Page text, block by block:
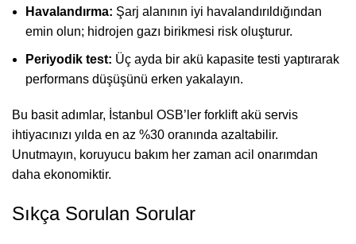
Havalandırma: Şarj alanının iyi havalandırıldığından
emin olun; hidrojen gazı birikmesi risk oluşturur.
Periyodik test: Üç ayda bir akü kapasite testi yaptırarak
performans düşüşünü erken yakalayın.
Bu basit adımlar, İstanbul OSB’ler forklift akü servis
ihtiyacınızı yılda en az %30 oranında azaltabilir.
Unutmayın, koruyucu bakım her zaman acil onarımdan
daha ekonomiktir.
Sıkça Sorulan Sorular